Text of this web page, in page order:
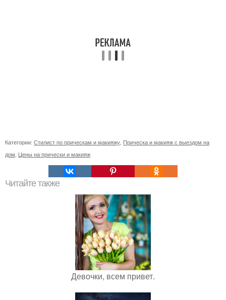
Категории: Стилист по прическам и макияжу Прическа и макияж с выездом на
дом Цены на прически и макияж
Читайте также
Девочки, всем привет.